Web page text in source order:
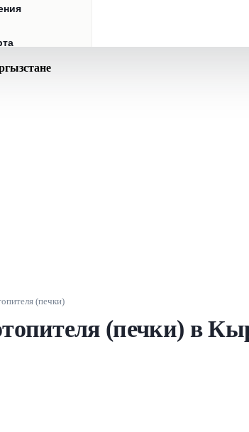
(печки)
(печки) в